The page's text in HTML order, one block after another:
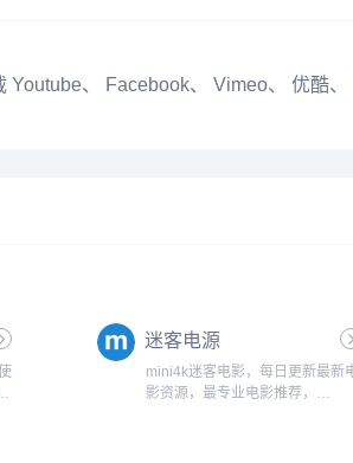
、 Facebook、 Vimeo、 优酷、
迷客电源
mini4k迷客电影，每日更新最新
影资源，最专业电影推荐，